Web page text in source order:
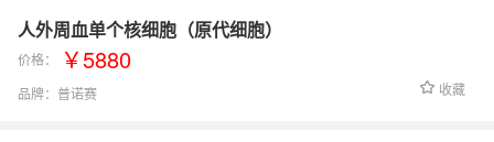
人外周血单个核细胞（原代细胞）
价格： ￥5880
品牌： 普诺赛 收藏